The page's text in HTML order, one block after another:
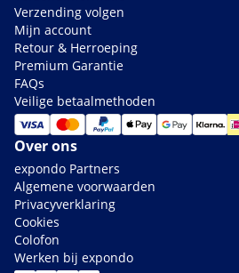
Verzending volgen
Mijn account
Retour & Herroeping
Premium Garantie
FAQs
Veilige betaalmethoden
Over ons
expondo Partners
Algemene voorwaarden
Privacyverklaring
Cookies
Colofon
Werken bij expondo